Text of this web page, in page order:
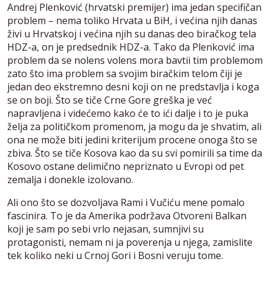
Andrej Plenković (hrvatski premijer) ima jedan specifičan
problem – nema toliko Hrvata u BiH, i većina njih danas
živi u Hrvatskoj i većina njih su danas deo biračkog tela
HDZ-a, on je predsednik HDZ-a. Tako da Plenković ima
problem da se nolens volens mora bavtii tim problemom
zato što ima problem sa svojim biračkim telom čiji je
jedan deo ekstremno desni koji on ne predstavlja i koga
se on boji. Što se tiče Crne Gore greška je već
napravljena i videćemo kako će to ići dalje i to je puka
želja za političkom promenom, ja mogu da je shvatim, ali
ona ne može biti jedini kriterijum procene onoga što se
zbiva. Što se tiče Kosova kao da su svi pomirili sa time da
Kosovo ostane delimično nepriznato u Evropi od pet
zemalja i donekle izolovano.
Ali ono što se dozvoljava Rami i Vučiću mene pomalo
fascinira. To je da Amerika podržava Otvoreni Balkan
koji je sam po sebi vrlo nejasan, sumnjivi su
protagonisti, nemam ni ja poverenja u njega, zamislite
tek koliko neki u Crnoj Gori i Bosni veruju tome.